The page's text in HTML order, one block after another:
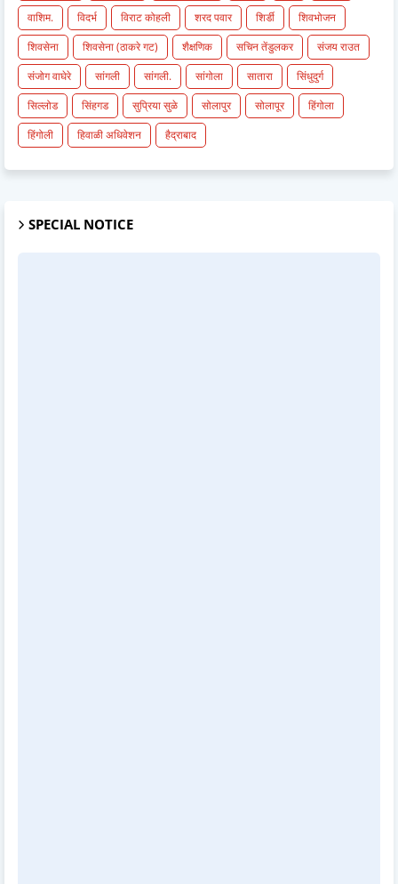
वाशिम. विदर्भ विराट कोहली शरद पवार शिर्डी
शिवभोजन
शिवसेना
शिवसेना (ठाकरे गट) शैक्षणिक सचिन तेंडुलकर
संजय राउत
संजोग वाघेरे
सांगली सांगली. सांगोला सातारा
सिंधुदुर्ग
सिल्लोड
सिंहगड सुप्रिया सुळे सोलापुर सोलापूर
हिंगोला
हिंगोली
हिवाळी अधिवेशन हैद्राबाद
SPECIAL NOTICE